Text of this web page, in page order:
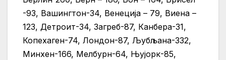
-93, Вашингтон-34, Венеција – 79, Виена –
123, Детроит-34, Загреб-87, Канбера-31,
Копехаген-74, Лондон-87, Љубљана-332,
Минхен-166, Мелбурн-64, Њујорк-85,